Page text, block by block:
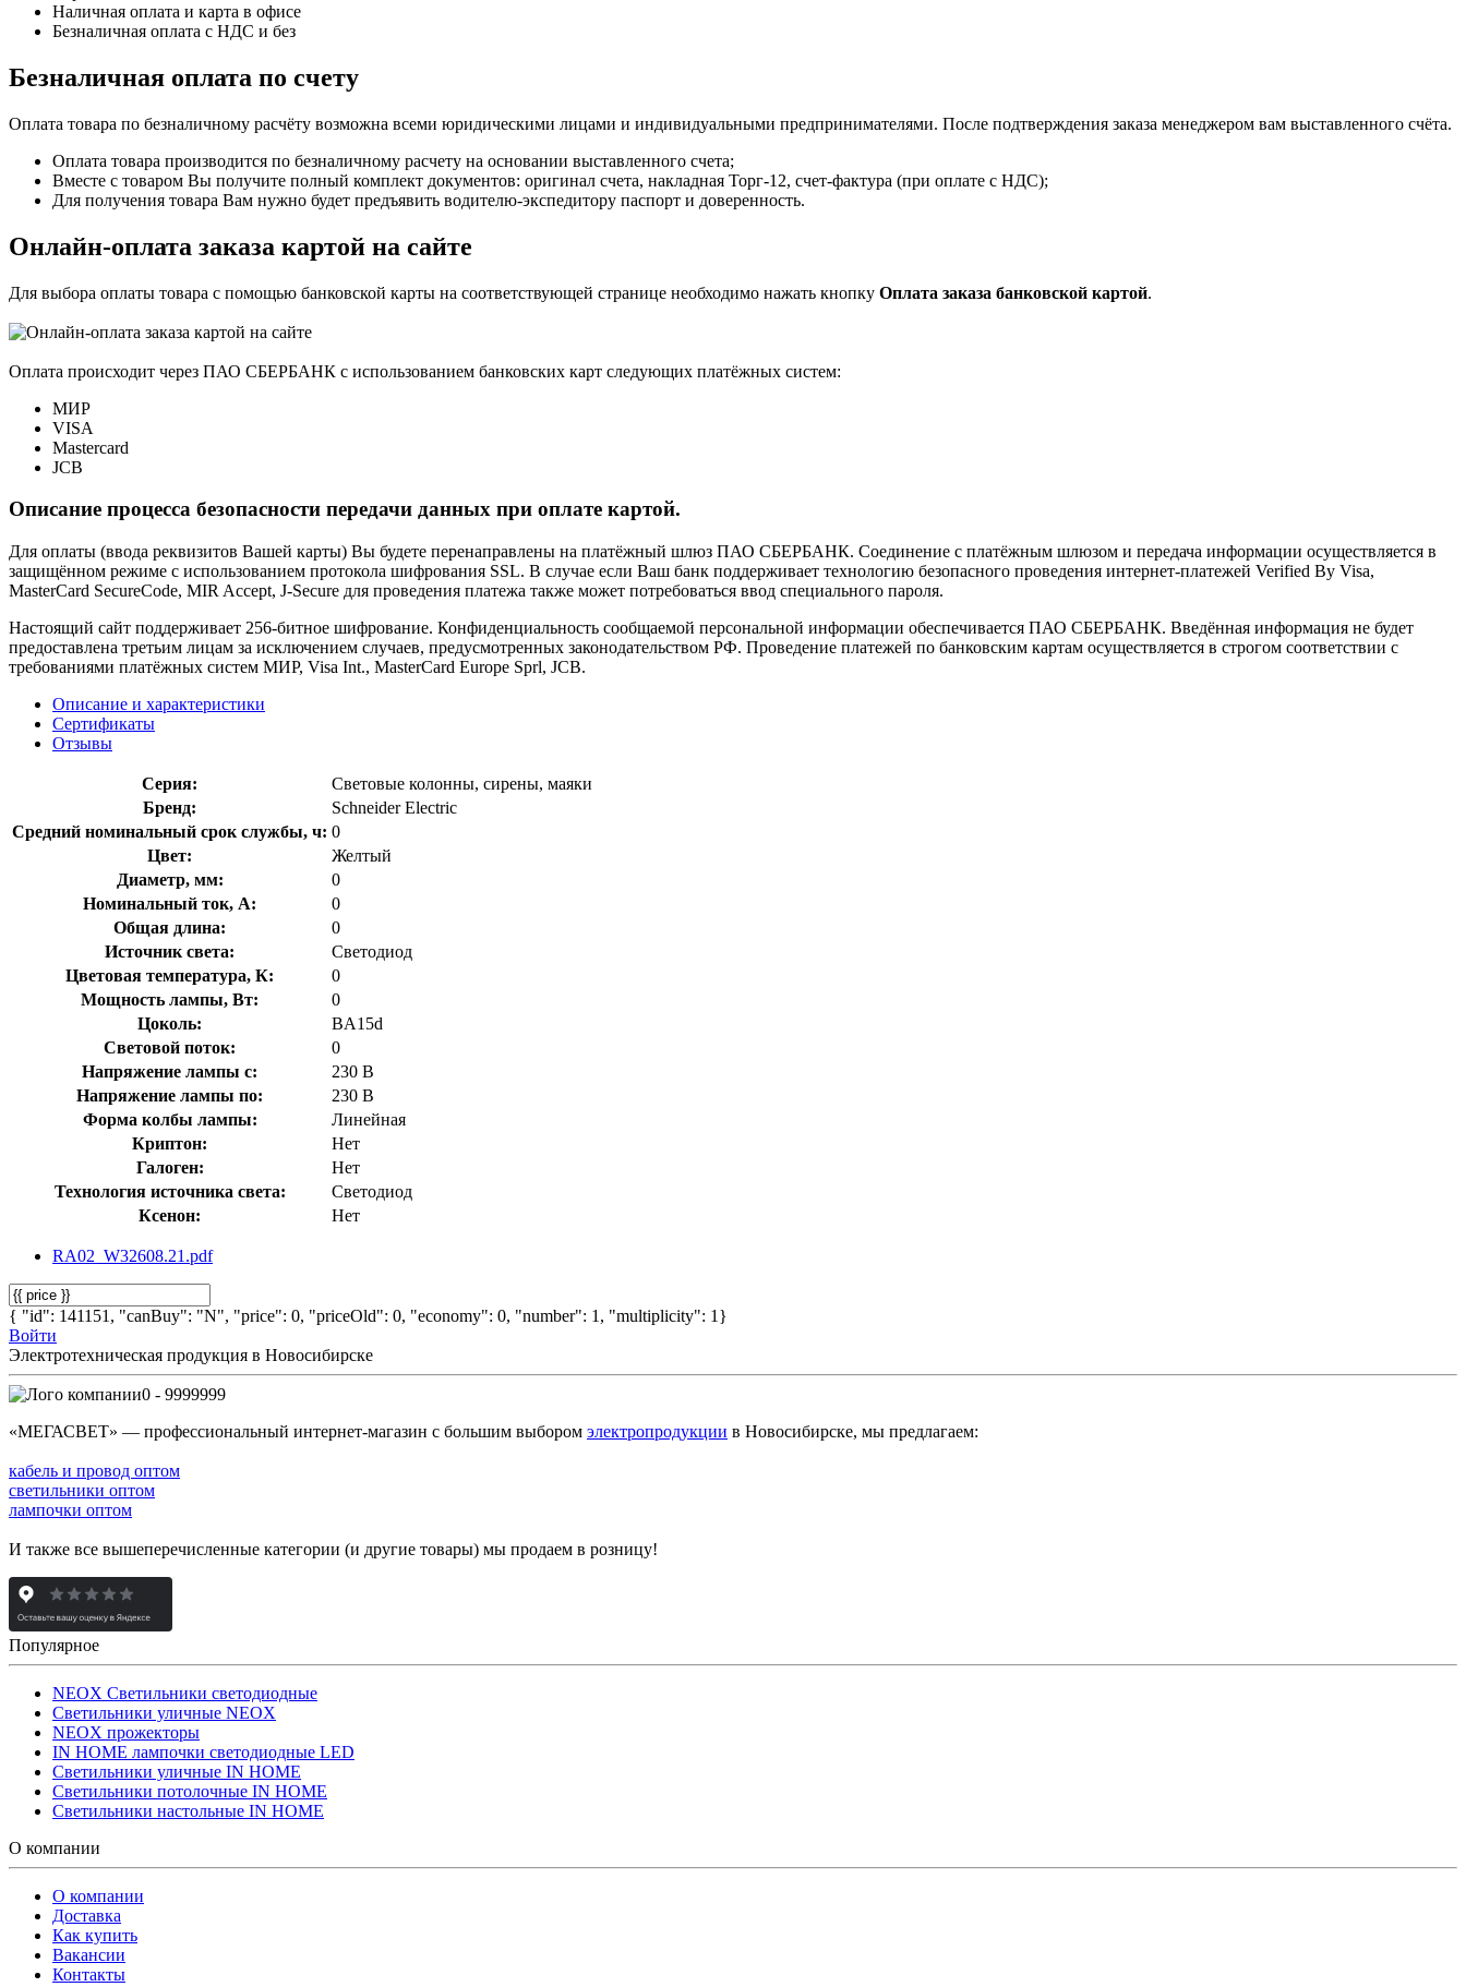
Наличная оплата и карта в офисе
Безналичная оплата с НДС и без
Безналичная оплата по счету
Оплата товара по безналичному расчёту возможна всеми юридическими лицами и индивидуальными предпринимателями. После подтверждения заказа менеджером вам выставленного счёта.
Оплата товара производится по безналичному расчету на основании выставленного счета;
Вместе с товаром Вы получите полный комплект документов: оригинал счета, накладная Торг-12, счет-фактура (при оплате с НДС);
Для получения товара Вам нужно будет предъявить водителю-экспедитору паспорт и доверенность.
Онлайн-оплата заказа картой на сайте
Для выбора оплаты товара с помощью банковской карты на соответствующей странице необходимо нажать кнопку Оплата заказа банковской картой.
Оплата происходит через ПАО СБЕРБАНК с использованием банковских карт следующих платёжных систем:
МИР
VISA
Mastercard
JCB
Описание процесса безопасности передачи данных при оплате картой.
Для оплаты (ввода реквизитов Вашей карты) Вы будете перенаправлены на платёжный шлюз ПАО СБЕРБАНК. Соединение с платёжным шлюзом и передача информации осуществляется в
защищённом режиме с использованием протокола шифрования SSL. В случае если Ваш банк поддерживает технологию безопасного проведения интернет-платежей Verified By Visa,
MasterCard SecureCode, MIR Accept, J-Secure для проведения платежа также может потребоваться ввод специального пароля.
Настоящий сайт поддерживает 256-битное шифрование. Конфиденциальность сообщаемой персональной информации обеспечивается ПАО СБЕРБАНК. Введённая информация не будет
предоставлена третьим лицам за исключением случаев, предусмотренных законодательством РФ. Проведение платежей по банковским картам осуществляется в строгом соответствии с
требованиями платёжных систем МИР, Visa Int., MasterCard Europe Sprl, JCB.
Описание и характеристики
Сертификаты
Отзывы
Серия:
Световые колонны, сирены, маяки
Бренд:
Schneider Electric
Средний номинальный срок службы, ч: 0
Цвет:
Желтый
Диаметр, мм:
0
Номинальный ток, А:
0
Общая длина:
0
Источник света:
Светодиод
Цветовая температура, К:
0
Мощность лампы, Вт:
0
Цоколь:
BA15d
Световой поток:
0
Напряжение лампы с:
230 В
Напряжение лампы по:
230 В
Форма колбы лампы:
Линейная
Криптон:
Нет
Галоген:
Нет
Технология источника света:
Светодиод
Ксенон:
Нет
RA02_W32608.21.pdf
{ "id": 141151, "canBuy": "N", "price": 0, "priceOld": 0, "economy": 0, "number": 1, "multiplicity": 1}
Войти
Электротехническая продукция в Новосибирске
0 - 9999999
«МЕГАСВЕТ» — профессиональный интернет-магазин с большим выбором электропродукции в Новосибирске, мы предлагаем:
кабель и провод оптом
светильники оптом
лампочки оптом
И также все вышеперечисленные категории (и другие товары) мы продаем в розницу!
Популярное
NEOX Светильники светодиодные
Светильники уличные NEOX
NEOX прожекторы
IN HOME лампочки светодиодные LED
Светильники уличные IN HOME
Светильники потолочные IN HOME
Светильники настольные IN HOME
О компании
О компании
Доставка
Как купить
Вакансии
Контакты